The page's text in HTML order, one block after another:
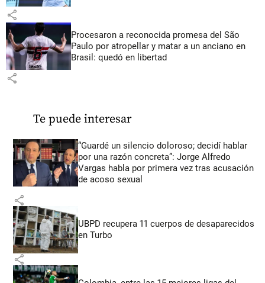
share
Procesaron a reconocida promesa del São
Paulo por atropellar y matar a un anciano en
Brasil: quedó en libertad
share
Te puede interesar
“Guardé un silencio doloroso; decidí hablar
por una razón concreta”: Jorge Alfredo
Vargas habla por primera vez tras acusación
de acoso sexual
share
UBPD recupera 11 cuerpos de desaparecidos
en Turbo
share